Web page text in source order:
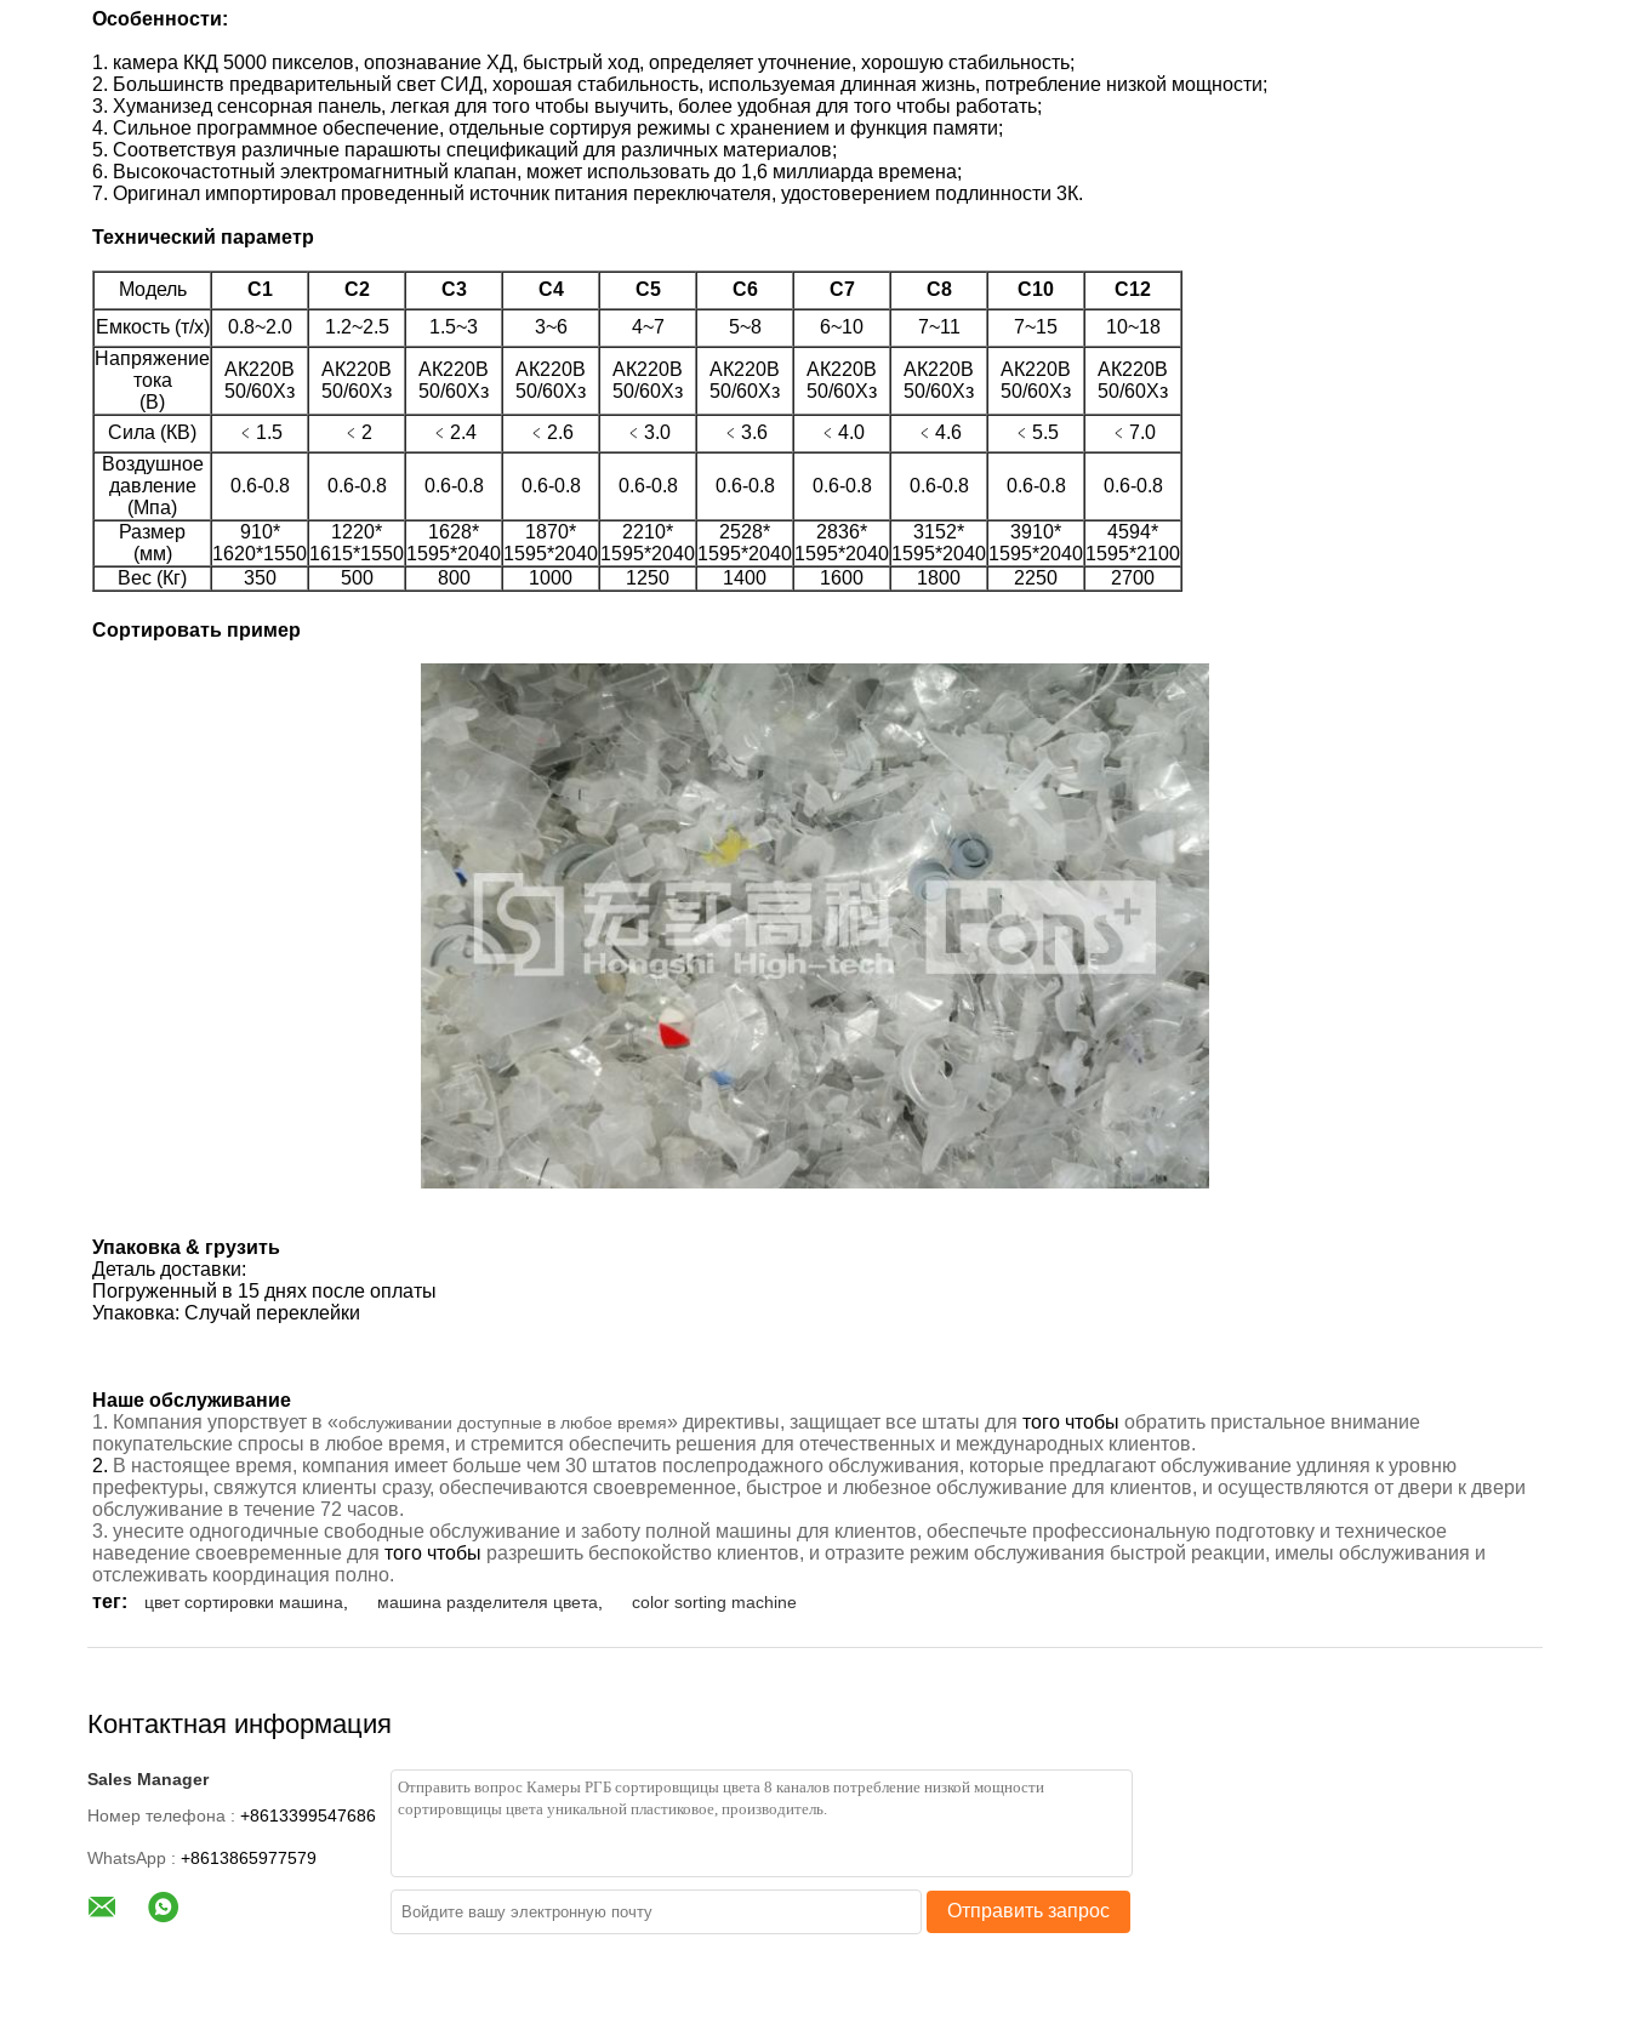
Особенности:
1. камера ККД 5000 пикселов, опознавание ХД, быстрый ход, определяет уточнение, хорошую стабильность;
2. Большинств предварительный свет СИД, хорошая стабильность, используемая длинная жизнь, потребление низкой мощности;
3. Хуманизед сенсорная панель, легкая для того чтобы выучить, более удобная для того чтобы работать;
4. Сильное программное обеспечение, отдельные сортируя режимы с хранением и функция памяти;
5. Соответствуя различные парашюты спецификаций для различных материалов;
6. Высокочастотный электромагнитный клапан, может использовать до 1,6 миллиарда времена;
7. Оригинал импортировал проведенный источник питания переключателя, удостоверением подлинности 3К.
Технический параметр
Модель С1 С2 С3 С4 С5 С6 С7 С8 С10
С12
Емкость (т/х)
0.8~2.0 1.2~2.5 1.5~3 3~6 4~7 5~8 6~10 7~11 7~15
10~18
Напряжение
тока
(В)
АК220В
50/60Хз
АК220В
50/60Хз
АК220В
50/60Хз
АК220В
50/60Хз
АК220В
50/60Хз
АК220В
50/60Хз
АК220В
50/60Хз
АК220В
50/60Хз
АК220В
50/60Хз
АК220В
50/60Хз
Сила (КВ)
﹤1.5 ﹤2 ﹤2.4 ﹤2.6 ﹤3.0 ﹤3.6 ﹤4.0 ﹤4.6 ﹤5.5
﹤7.0
Воздушное
давление
(Мпа)
0.6-0.8 0.6-0.8 0.6-0.8 0.6-0.8 0.6-0.8 0.6-0.8 0.6-0.8 0.6-0.8 0.6-0.8 0.6-0.8
Размер
(мм)
910*
1620*1550
1220*
1615*1550
1628*
1595*2040
1870*
1595*2040
2210*
1595*2040
2528*
1595*2040
2836*
1595*2040
3152*
1595*2040
3910*
1595*2040
4594*
1595*2100
Вес (Кг)
350 500 800 1000 1250 1400 1600 1800 2250 2700
Сортировать пример
Упаковка & грузить
Деталь доставки:
Погруженный в 15 днях после оплаты
Упаковка: Случай переклейки
Наше обслуживание
1. Компания упорствует в «обслуживании доступные в любое время» директивы, защищает все штаты для того чтобы обратить пристальное внимание
покупательские спросы в любое время, и стремится обеспечить решения для отечественных и международных клиентов.
2. В настоящее время, компания имеет больше чем 30 штатов послепродажного обслуживания, которые предлагают обслуживание удлиняя к уровню
префектуры, свяжутся клиенты сразу, обеспечиваются своевременное, быстрое и любезное обслуживание для клиентов, и осуществляются от двери к двери
обслуживание в течение 72 часов.
3. унесите одногодичные свободные обслуживание и заботу полной машины для клиентов, обеспечьте профессиональную подготовку и техническое
наведение своевременные для того чтобы разрешить беспокойство клиентов, и отразите режим обслуживания быстрой реакции, имелы обслуживания и
отслеживать координация полно.
тег:
цвет сортировки машина машина разделителя цвета color sorting machine
Контактная информация
Sales Manager
Номер телефона : +8613399547686
WhatsApp : +8613865977579
Отправить запрос